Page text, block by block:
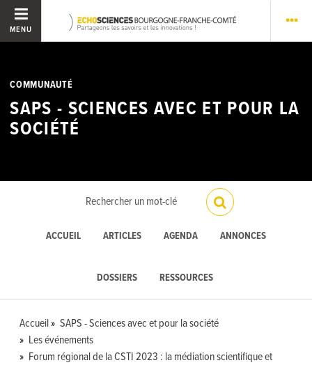
MENU
COMMUNAUTÉ
SAPS - SCIENCES AVEC ET POUR LA
SOCIÉTÉ
ACCUEIL ARTICLES AGENDA ANNONCES
DOSSIERS RESSOURCES
Accueil
SAPS - Sciences avec et pour la société
Les événements
Forum régional de la CSTI 2023 : la médiation scientifique et